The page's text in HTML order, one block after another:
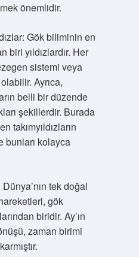
önemlidir.
Gök biliminin en
biri yıldızlardır. Her
sistemi veya
Ayrıca,
belli bir düzende
şekillerdir. Burada
takımyıldızların
bunları kolayca
tek doğal
gök
biridir. Ay’ın
zaman birimi